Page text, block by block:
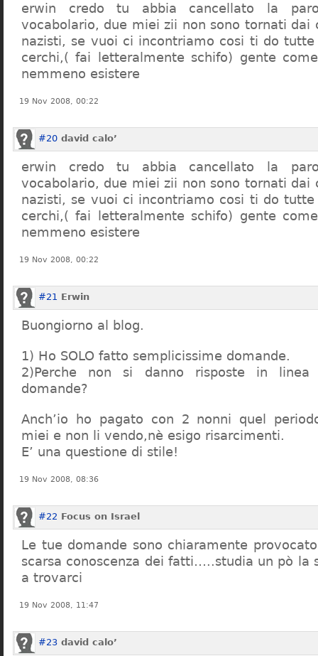
erwin credo tu abbia cancellato la
vocabolario, due miei zii non sono tornati dai
nazisti, se vuoi ci incontriamo cosi ti do tutte
cerchi,( fai letteralmente schifo) gente
nemmeno esistere
19 Nov 2008, 00:22
#20 david calo’
erwin credo tu abbia cancellato la
vocabolario, due miei zii non sono tornati dai
nazisti, se vuoi ci incontriamo cosi ti do tutte
cerchi,( fai letteralmente schifo) gente
nemmeno esistere
19 Nov 2008, 00:22
#21 Erwin
Buongiorno al blog.
1) Ho SOLO fatto semplicissime domande.
2)Perche non si danno risposte in
domande?
Anch’io ho pagato con 2 nonni quel
miei e non li vendo,nè esigo risarcimenti.
E’ una questione di stile!
19 Nov 2008, 08:36
#22 Focus on Israel
Le tue domande sono chiaramente
scarsa conoscenza dei fatti…..studia un pò la
a trovarci
19 Nov 2008, 11:47
#23 david calo’